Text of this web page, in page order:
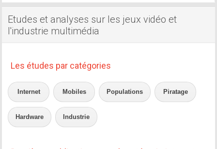
Etudes et analyses sur les jeux vidéo et
l'industrie multimédia
Les études par catégories
Internet Mobiles Populations Piratage
Hardware Industrie